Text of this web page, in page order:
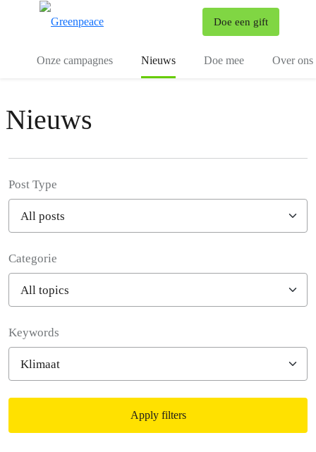
Doe een gift
Onze campagnes Nieuws Doe mee Over ons
Nieuws
Post Type
Categorie
Keywords
Apply filters